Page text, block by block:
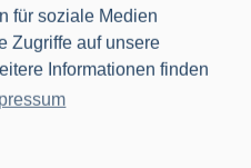
für soziale Medien
Zugriffe auf unsere
Informationen finden